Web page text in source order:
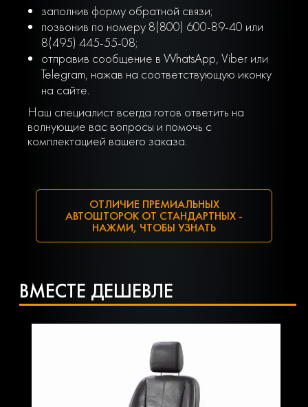
заполнив форму обратной связи;
позвонив по номеру 8(800) 600-89-40 или
8(495) 445-55-08;
отправив сообщение в WhatsApp, Viber или
Telegram, нажав на соответствующую иконку
на сайте.
Наш специалист всегда готов ответить на
волнующие вас вопросы и помочь с
комплектацией вашего заказа.
ОТЛИЧИЕ ПРЕМИАЛЬНЫХ
АВТОШТОРОК ОТ СТАНДАРТНЫХ -
НАЖМИ, ЧТОБЫ УЗНАТЬ
ВМЕСТЕ ДЕШЕВЛЕ